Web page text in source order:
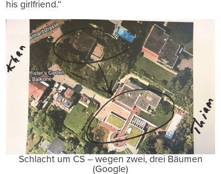
his girlfriend.“
Schlacht um CS – wegen zwei, drei Bäumen
(Google)